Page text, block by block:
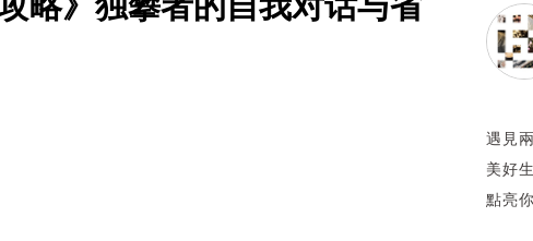
遇見
美好
點亮